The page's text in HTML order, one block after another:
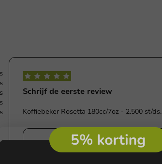
Schrijf de eerste review
Koffiebeker Rosetta 180cc/7oz - 2.500 st/ds.